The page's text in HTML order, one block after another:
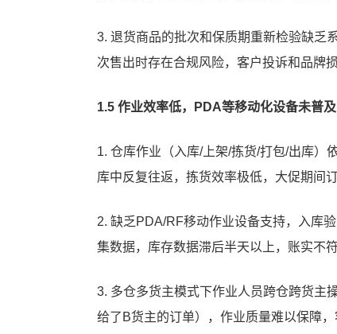
3. 退货商品的批次和保质期重新检验缺乏
次售出时存在合规风险，客户投诉和品牌
1.5 作业效率低，PDA等移动化设备未普及
1. 仓库作业（入库/上架/拣货/打包/出库）
库中反复往返，拣货效率极低，大促期间
2. 缺乏PDA/RF移动作业设备支持，入库
集数据，库存数据滞后半天以上，账实不
3. 多仓多货主模式下作业人员跨仓跨货主
给了B货主的订单），作业质量难以保障，